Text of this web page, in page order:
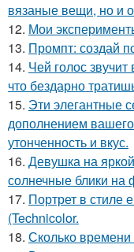
вязаные вещи, но и
12. Мои
13. Промпт: создай
14. Чей голос
что бездарно
15. Эти элегантные
дополнением
утонченность и вкус.
16. Девушка на
солнечные блики на
17. Портрет в стиле
(Technicolor.
18. Сколько